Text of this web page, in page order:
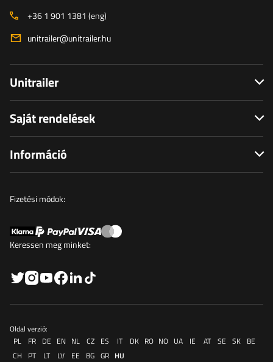
+36 1 901 1381 (eng)
unitrailer@unitrailer.hu
Unitrailer
Saját rendelések
Információ
Fizetési módok:
Keressen meg minket:
Oldal verzió:
PL
FR DE EN NL CZ ES IT DK RO NO UA IE AT SE SK BE
CH
PT LT LV EE BG GR HU